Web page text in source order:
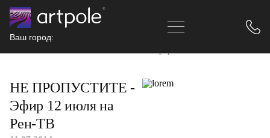
Ваш город:
НЕ ПРОПУСТИТЕ -
Эфир 12 июля на
Рен-ТВ